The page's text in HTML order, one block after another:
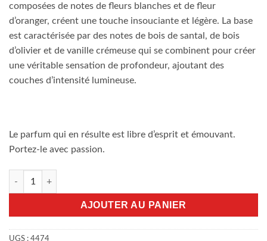
composées de notes de fleurs blanches et de fleur
d’oranger, créent une touche insouciante et légère. La base
est caractérisée par des notes de bois de santal, de bois
d’olivier et de vanille crémeuse qui se combinent pour créer
une véritable sensation de profondeur, ajoutant des
couches d’intensité lumineuse.
Le parfum qui en résulte est libre d’esprit et émouvant.
Portez-le avec passion.
AJOUTER AU PANIER
UGS : 4474